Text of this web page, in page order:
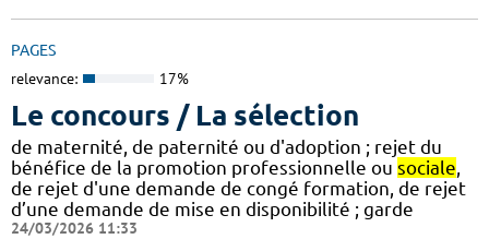
PAGES
relevance: 17%
Le concours / La sélection
de maternité, de paternité ou d'adoption ; rejet du
bénéfice de la promotion professionnelle ou sociale,
de rejet d'une demande de congé formation, de rejet
d’une demande de mise en disponibilité ; garde
24/03/2026 11:33